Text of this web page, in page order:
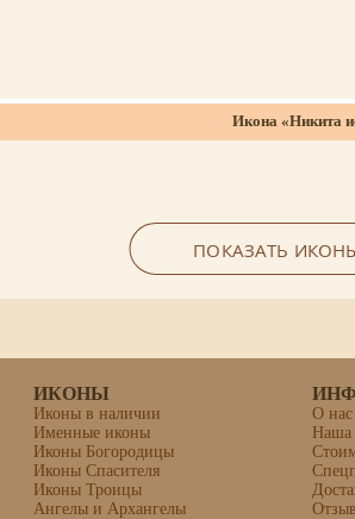
Икона «Никита
Вера, Надежда,
ПОКАЗАТЬ
ИКОНЫ
Иконы в наличии
Именные иконы
Иконы Богородицы
Иконы Спасителя
Иконы Троицы
Ангелы и Архангелы
О нас
Наша